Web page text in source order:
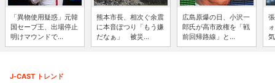
「異物使用疑惑」元韓
国セーブ王、出場停止
明けマウンドで...
熊本市長、相次ぐ余震
に本音ぽつり「もう嫌
だなぁ」 被災...
広島原爆の日、小沢一
郎氏が高市政権を「戦
前回帰路線」と...
J-CAST トレンド